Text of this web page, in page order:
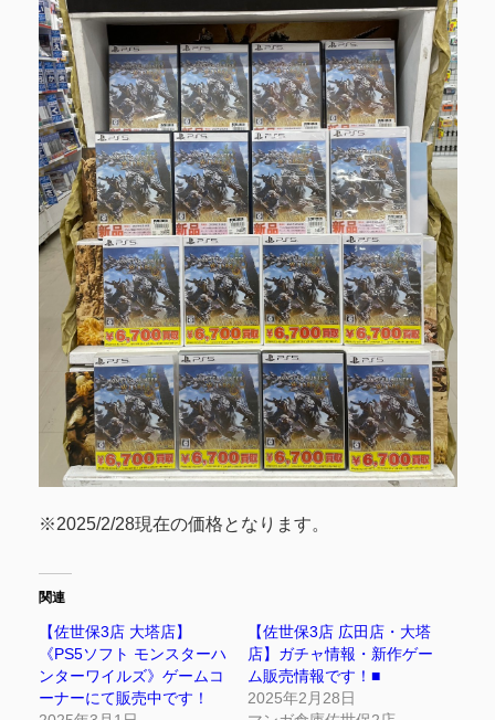
※2025/2/28現在の価格となります。
関連
【佐世保3店 大塔店】
《PS5ソフト モンスターハ
ンターワイルズ》ゲームコ
ーナーにて販売中です！
【佐世保3店 広田店・大塔
店】ガチャ情報・新作ゲー
ム販売情報です！■
2025年2月28日